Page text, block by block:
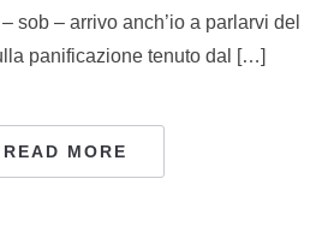
sob – arrivo anch’io a parlarvi del
panificazione tenuto dal […]
READ MORE